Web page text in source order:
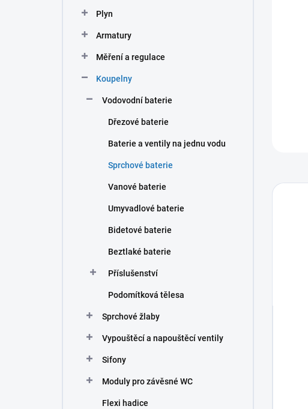
Plyn
Armatury
Měření a regulace
Koupelny
Vodovodní baterie
Dřezové baterie
Baterie a ventily na jednu vodu
Sprchové baterie
Vanové baterie
Umyvadlové baterie
Bidetové baterie
Beztlaké baterie
Příslušenství
Podomítková tělesa
Sprchové žlaby
Vypouštěcí a napouštěcí ventily
Sifony
Moduly pro závěsné WC
Flexi hadice